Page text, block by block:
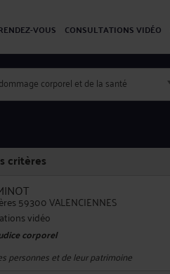
VOUS CONSULTATIONS VIDÉO
corporel et de la santé
critères
59300 VALENCIENNES
vidéo
corporel
personnes et de leur patrimoine